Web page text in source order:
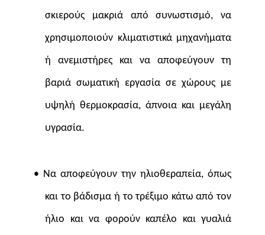
σκιερούς μακριά από συνωστισμό, να
χρησιμοποιούν κλιματιστικά μηχανήματα
ή ανεμιστήρες και να αποφεύγουν τη
βαριά σωματική εργασία σε χώρους με
υψηλή θερμοκρασία, άπνοια και μεγάλη
υγρασία.
• Να αποφεύγουν την ηλιοθεραπεία, όπως
και το βάδισμα ή το τρέξιμο κάτω από τον
ήλιο και να φορούν καπέλο και γυαλιά